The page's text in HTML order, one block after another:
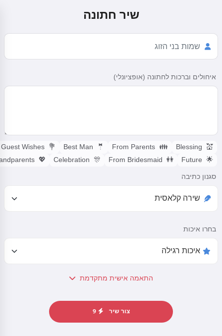
שיר חתונה
איחולים וברכות לחתונה (אופציונלי)
💒
👪
🤵
💐
🌟
👭
🎊
💖
סגנון כתיבה
בחרו איכות
התאמה אישית מתקדמת
צור שיר 9